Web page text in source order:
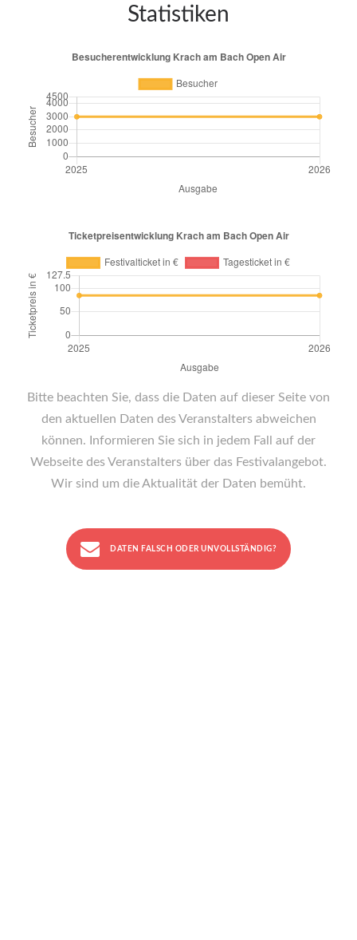
Statistiken
Bitte beachten Sie, dass die Daten auf dieser Seite von
den aktuellen Daten des Veranstalters abweichen
können. Informieren Sie sich in jedem Fall auf der
Webseite des Veranstalters über das Festivalangebot.
Wir sind um die Aktualität der Daten bemüht.
DATEN FALSCH ODER UNVOLLSTÄNDIG?